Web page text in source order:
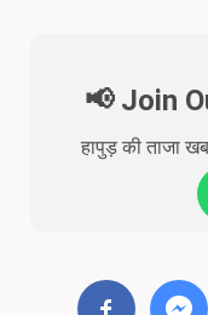
📢 Join
हापुड़ की ताजा